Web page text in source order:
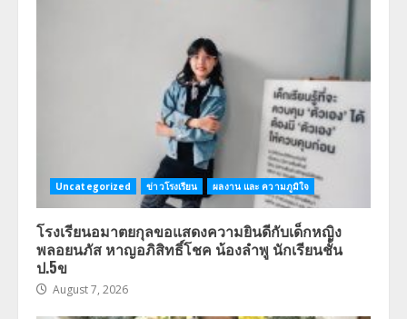
Uncategorized ข่าวโรงเรียน ผลงาน และ ความภูมิใจ
โรงเรียนอมาตยกุลขอแสดงความยินดีกับเด็กหญิง
พลอยนภัส หาญอภิสิทธิ์โชค น้องลำพู นักเรียนชั้น
ป.5ข
August 7, 2026